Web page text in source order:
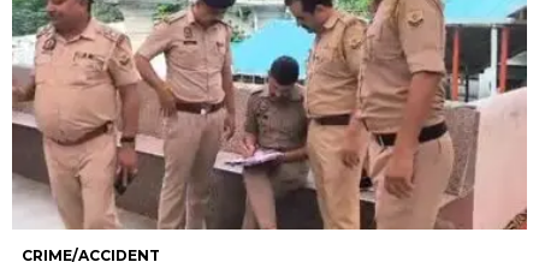
CRIME/ACCIDENT